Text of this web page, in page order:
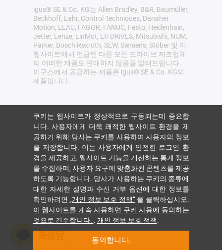
igus® SE & Co. KG는 Allen Bradley, B&R, Baumüller,
Beckhoff, Lahr, Control Techniques, Danaher
Motion, ELAU, FAGOR, FANUC, Festo, Heidenhain,
Jetter, Lenze, LinMot, LTi DRiVES, Mitsubishi, NUM,
Parker, Bosch Rexroth, SEW, Siemens, Stöber 및 이
웹사이트에서 언급된 다른 모든 드라이브 제조업체
의 어떠한 제품도 판매하지 않음을 알려드립니다.
이구스에서 공급하는 제품은 igus® SE & Co. KG의
제품입니다.
쿠키는 웹사이트가 정상적으로 구동되는데 중요합
니다. 사용자에게 더욱 쾌적한 웹사이트 환경을 제
공하기 위해 당사는 쿠키를 사용하여 사용자의 정보
를 저장합니다. 이는 사용자에게 안전한 로그인 환
경을 제공하고, 웹사이트 기능을 개선하는 통계 정보
를 수집하며, 사용자 요구에 맞춤화된 콘텐츠를 제공
하도록 기능합니다. 당사가 사용하는 쿠키의 종류에
대한 자세한 설명과 수신 거부 옵션에 대한 정보를
확인하려면 „개인 정보 보호 정책“을 클릭하십시오.
이 웹사이트를 계속 사용하면 쿠키 사용에 동의하는
것으로 간주합니다. . 개인 정보 보호 정책.
동의합니다.